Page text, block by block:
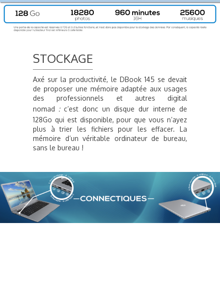
STOCKAGE
Axé sur la productivité, le DBook 145 se devait
de proposer une mémoire adaptée aux usages
des professionnels et autres digital
nomad : c’est donc un disque dur interne de
128Go qui est disponible, pour que vous n’ayez
plus à trier les fichiers pour les effacer. La
mémoire d’un véritable ordinateur de bureau,
sans le bureau !